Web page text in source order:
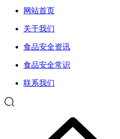
网站首页
关于我们
食品安全资讯
食品安全常识
联系我们